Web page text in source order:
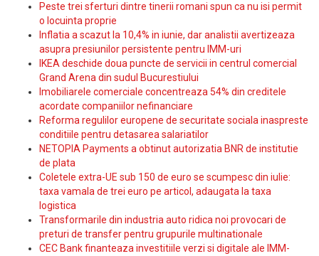
Peste trei sferturi dintre tinerii romani spun ca nu isi permit
o locuinta proprie
Inflatia a scazut la 10,4% in iunie, dar analistii avertizeaza
asupra presiunilor persistente pentru IMM-uri
IKEA deschide doua puncte de servicii in centrul comercial
Grand Arena din sudul Bucurestiului
Imobiliarele comerciale concentreaza 54% din creditele
acordate companiilor nefinanciare
Reforma regulilor europene de securitate sociala inaspreste
conditiile pentru detasarea salariatilor
NETOPIA Payments a obtinut autorizatia BNR de institutie
de plata
Coletele extra-UE sub 150 de euro se scumpesc din iulie:
taxa vamala de trei euro pe articol, adaugata la taxa
logistica
Transformarile din industria auto ridica noi provocari de
preturi de transfer pentru grupurile multinationale
CEC Bank finanteaza investitiile verzi si digitale ale IMM-